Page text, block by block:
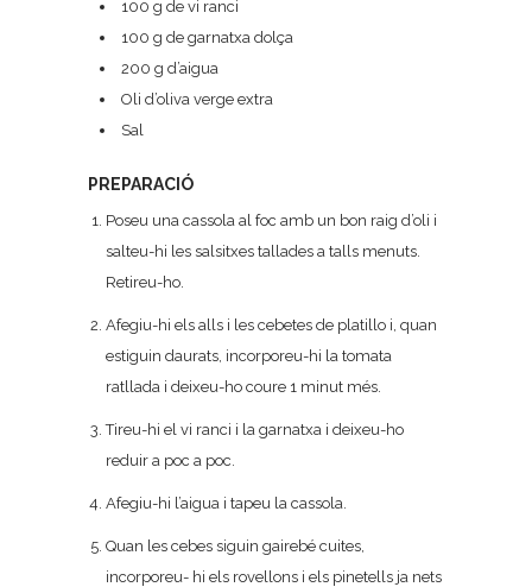
100 g de vi ranci
100 g de garnatxa dolça
200 g d’aigua
Oli d’oliva verge extra
Sal
PREPARACIÓ
Poseu una cassola al foc amb un bon raig d’oli i
salteu-hi les salsitxes tallades a talls menuts.
Retireu-ho.
Afegiu-hi els alls i les cebetes de platillo i, quan
estiguin daurats, incorporeu-hi la tomata
ratllada i deixeu-ho coure 1 minut més.
Tireu-hi el vi ranci i la garnatxa i deixeu-ho
reduir a poc a poc.
Afegiu-hi l’aigua i tapeu la cassola.
Quan les cebes siguin gairebé cuites,
incorporeu- hi els rovellons i els pinetells ja nets